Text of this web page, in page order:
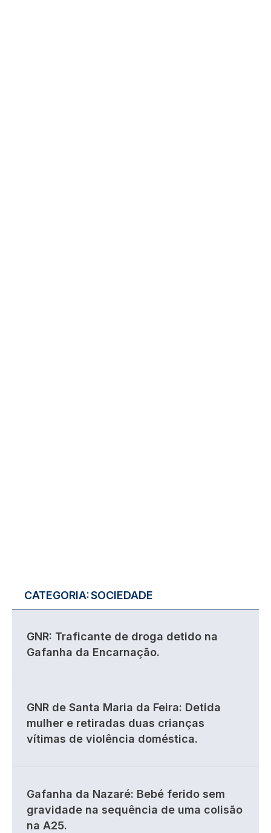
CATEGORIA:SOCIEDADE
GNR: Traficante de droga detido na
Gafanha da Encarnação.
GNR de Santa Maria da Feira: Detida
mulher e retiradas duas crianças
vítimas de violência doméstica.
Gafanha da Nazaré: Bebé ferido sem
gravidade na sequência de uma colisão
na A25.